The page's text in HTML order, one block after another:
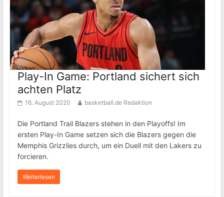
Play-In Game: Portland sichert sich
achten Platz
16. August 2020 basketball.de Redaktion
Die Portland Trail Blazers stehen in den Playoffs! Im
ersten Play-In Game setzen sich die Blazers gegen die
Memphis Grizzlies durch, um ein Duell mit den Lakers zu
forcieren.
Weiterlesen